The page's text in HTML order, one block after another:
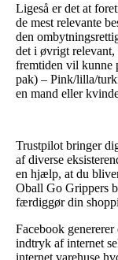
Ligeså er det at
de mest relevante
den
det i øvrigt relevant,
fremtiden vil kunne
pak) – Pink/lilla/
en mand eller
Trustpilot bringer
af diverse
en hjælp, at du
Oball Go Grippers
færdiggør din
Facebook
indtryk af internet
internet varehuse